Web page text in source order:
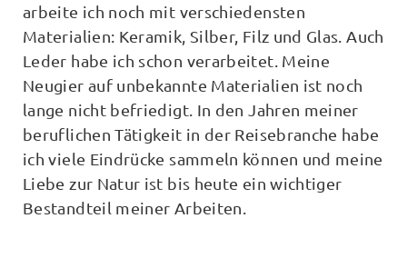
arbeite ich noch mit verschiedensten
Materialien: Keramik, Silber, Filz und Glas. Auch
Leder habe ich schon verarbeitet. Meine
Neugier auf unbekannte Materialien ist noch
lange nicht befriedigt. In den Jahren meiner
beruflichen Tätigkeit in der Reisebranche habe
ich viele Eindrücke sammeln können und meine
Liebe zur Natur ist bis heute ein wichtiger
Bestandteil meiner Arbeiten.